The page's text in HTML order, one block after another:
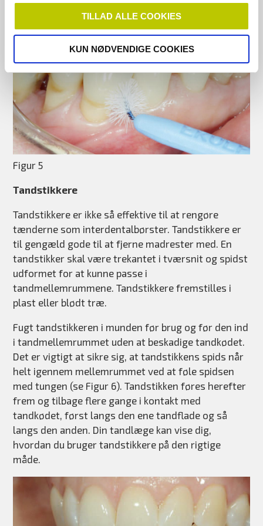
TILLAD ALLE COOKIES
KUN NØDVENDIGE COOKIES
Figur 5
Tandstikkere
Tandstikkere er ikke så effektive til at rengøre
tænderne som interdentalbørster. Tandstikkere er
til gengæld gode til at fjerne madrester med. En
tandstikker skal være trekantet i tværsnit og spidst
udformet for at kunne passe i
tandmellemrummene. Tandstikkere fremstilles i
plast eller blødt træ.
Fugt tandstikkeren i munden før brug og før den ind
i tandmellemrummet uden at beskadige tandkødet.
Det er vigtigt at sikre sig, at tandstikkens spids når
helt igennem mellemrummet ved at føle spidsen
med tungen (se Figur 6). Tandstikken føres herefter
frem og tilbage flere gange i kontakt med
tandkødet, først langs den ene tandflade og så
langs den anden. Din tandlæge kan vise dig,
hvordan du bruger tandstikkere på den rigtige
måde.